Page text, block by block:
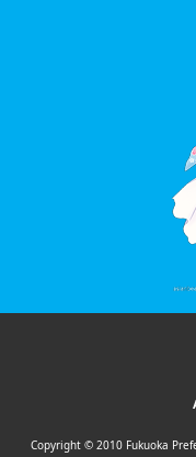
Copyright © 2010 Fukuoka